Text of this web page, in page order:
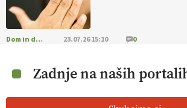
Dom in družina 23.07.26 15:10 0
Zadnje na naših